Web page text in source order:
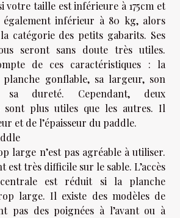
votre taille est inférieure à 175cm et
inférieur à 80 kg, alors
catégorie des petits gabarits. Ses
seront sans doute très utiles.
de ces caractéristiques : la
gonflable, sa largeur, son
sa dureté. Cependant, deux
sont plus utiles que les autres. Il
et de l’épaisseur du paddle.
large n’est pas agréable à utiliser.
est très difficile sur le sable. L’accès
est réduit si la planche
large. Il existe des modèles de
pas des poignées à l’avant ou à